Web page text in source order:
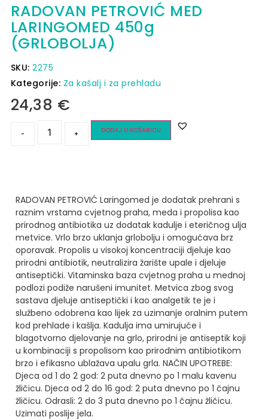
RADOVAN PETROVIĆ MED
LARINGOMED 450g
(GRLOBOLJA)
SKU:2275
Kategorije: Za kašalj i za prehladu
24,38 €
- + DODAJ U KOŠARICU
RADOVAN PETROVIĆ Laringomed je dodatak prehrani s
raznim vrstama cvjetnog praha, meda i propolisa kao
prirodnog antibiotika uz dodatak kadulje i eteričnog ulja
metvice. Vrlo brzo uklanja grlobolju i omogućava brz
oporavak. Propolis u visokoj koncentraciji djeluje kao
prirodni antibiotik, neutralizira žarište upale i djeluje
antiseptički. Vitaminska baza cvjetnog praha u mednoj
podlozi podiže narušeni imunitet. Metvica zbog svog
sastava djeluje antiseptički i kao analgetik te je i
službeno odobrena kao lijek za uzimanje oralnim putem
kod prehlade i kašlja. Kadulja ima umirujuće i
blagotvorno djelovanje na grlo, prirodni je antiseptik koji
u kombinaciji s propolisom kao prirodnim antibiotikom
brzo i efikasno ublažava upalu grla. NAČIN UPOTREBE:
Djeca od 1 do 2 god: 2 puta dnevno po 1 malu kavenu
žličicu. Djeca od 2 do 16 god: 2 puta dnevno po 1 čajnu
žličicu. Odrasli: 2 do 3 puta dnevno po 1 čajnu žličicu.
Uzimati poslije jela.